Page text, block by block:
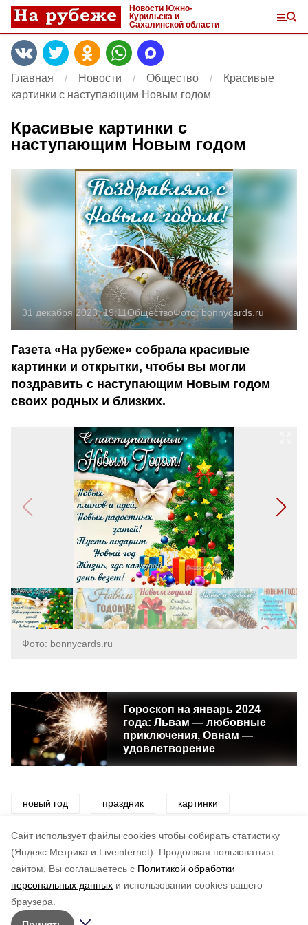
Cайт использует файлы cookies чтобы собирать статистику
(Яндекс.Метрика и Liveinternet).
Продолжая пользоваться
сайтом, Вы соглашаетесь с Политикой обработки
персональных данных и использовании cookies вашего
браузера.
Новости Южно-
Курильска и
Сахалинской области
Главная Новости Общество
Красивые
картинки с наступающим Новым годом
Красивые картинки с
наступающим Новым годом
31 декабря 2023, 19:11ОбществоФото:bonnycards.ru
Газета «На рубеже» собрала красивые
картинки и открытки, чтобы вы могли
поздравить с наступающим Новым годом
своих родных и близких.
Фото: bonnycards.ru
Гороскоп на январь 2024
года: Львам — любовные
приключения, Овнам —
удовлетворение
новый год праздник картинки
открытки поздравления
по оценке
5